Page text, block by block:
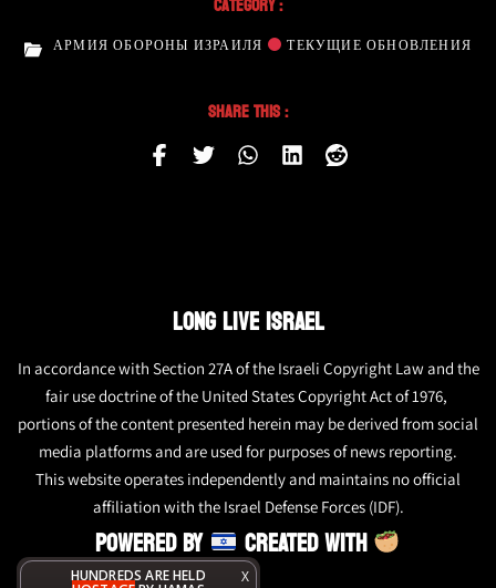
X
HUNDREDS ARE HELD
АРМИЯ ОБОРОНЫ ИЗРАИЛЯ ТЕКУЩИЕ ОБНОВЛЕНИЯ
Share This :
LONG LIVE ISRAEL
In accordance with Section 27A of the Israeli Copyright Law and the
fair use doctrine of the United States Copyright Act of 1976,
portions of the content presented herein may be derived from social
media platforms and are used for purposes of news reporting.
This website operates independently and maintains no official
affiliation with the Israel Defense Forces (IDF).
POWERED BY CREATED WITH